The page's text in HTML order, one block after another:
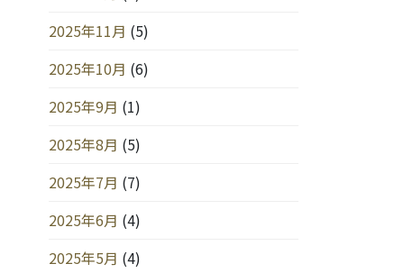
2025年11月 (5)
2025年10月 (6)
2025年9月 (1)
2025年8月 (5)
2025年7月 (7)
2025年6月 (4)
2025年5月 (4)